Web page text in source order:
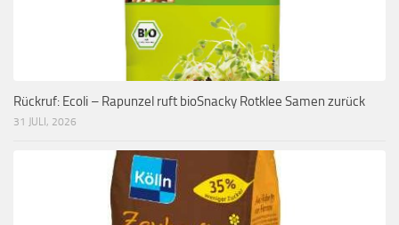
Rückruf: Ecoli – Rapunzel ruft bioSnacky Rotklee Samen zurück
31 JULI, 2026